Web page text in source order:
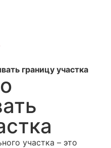
границу участка
участка – это